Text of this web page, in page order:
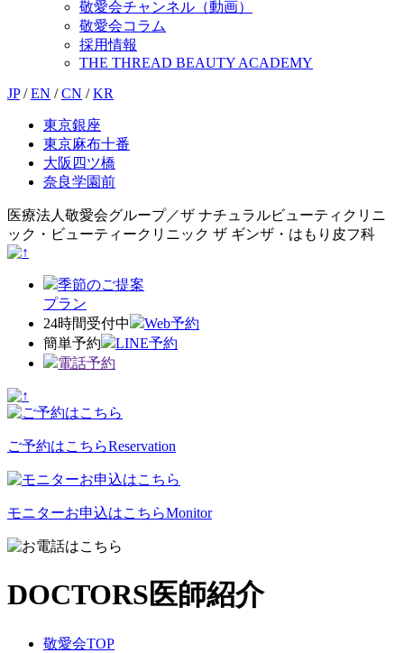
敬愛会チャンネル（動画）
敬愛会コラム
採用情報
THE THREAD BEAUTY ACADEMY
JP / EN / CN / KR
東京銀座
東京麻布十番
大阪四ツ橋
奈良学園前
医療法人敬愛会グループ／ザ ナチュラルビューティクリニ
ック・ビューティークリニック ザ ギンザ・はもり皮フ科
季節のご提案
プラン
24時間受付中
Web予約
簡単予約
LINE予約
電話予約
ご予約はこちらReservation
モニターお申込はこちらMonitor
DOCTORS医師紹介
敬愛会TOP